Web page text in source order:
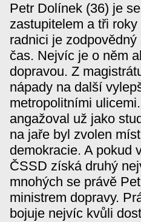
Petr Dolínek (36) je
zastupitelem a tři
radnici je
čas. Nejvíc je o něm
dopravou. Z
nápady na další
metropolitními
angažoval už jako
na jaře byl zvolen
demokracie. A pokud
ČSSD získá druhý
mnohých se právě
ministrem dopravy.
bojuje nejvíc kvůli